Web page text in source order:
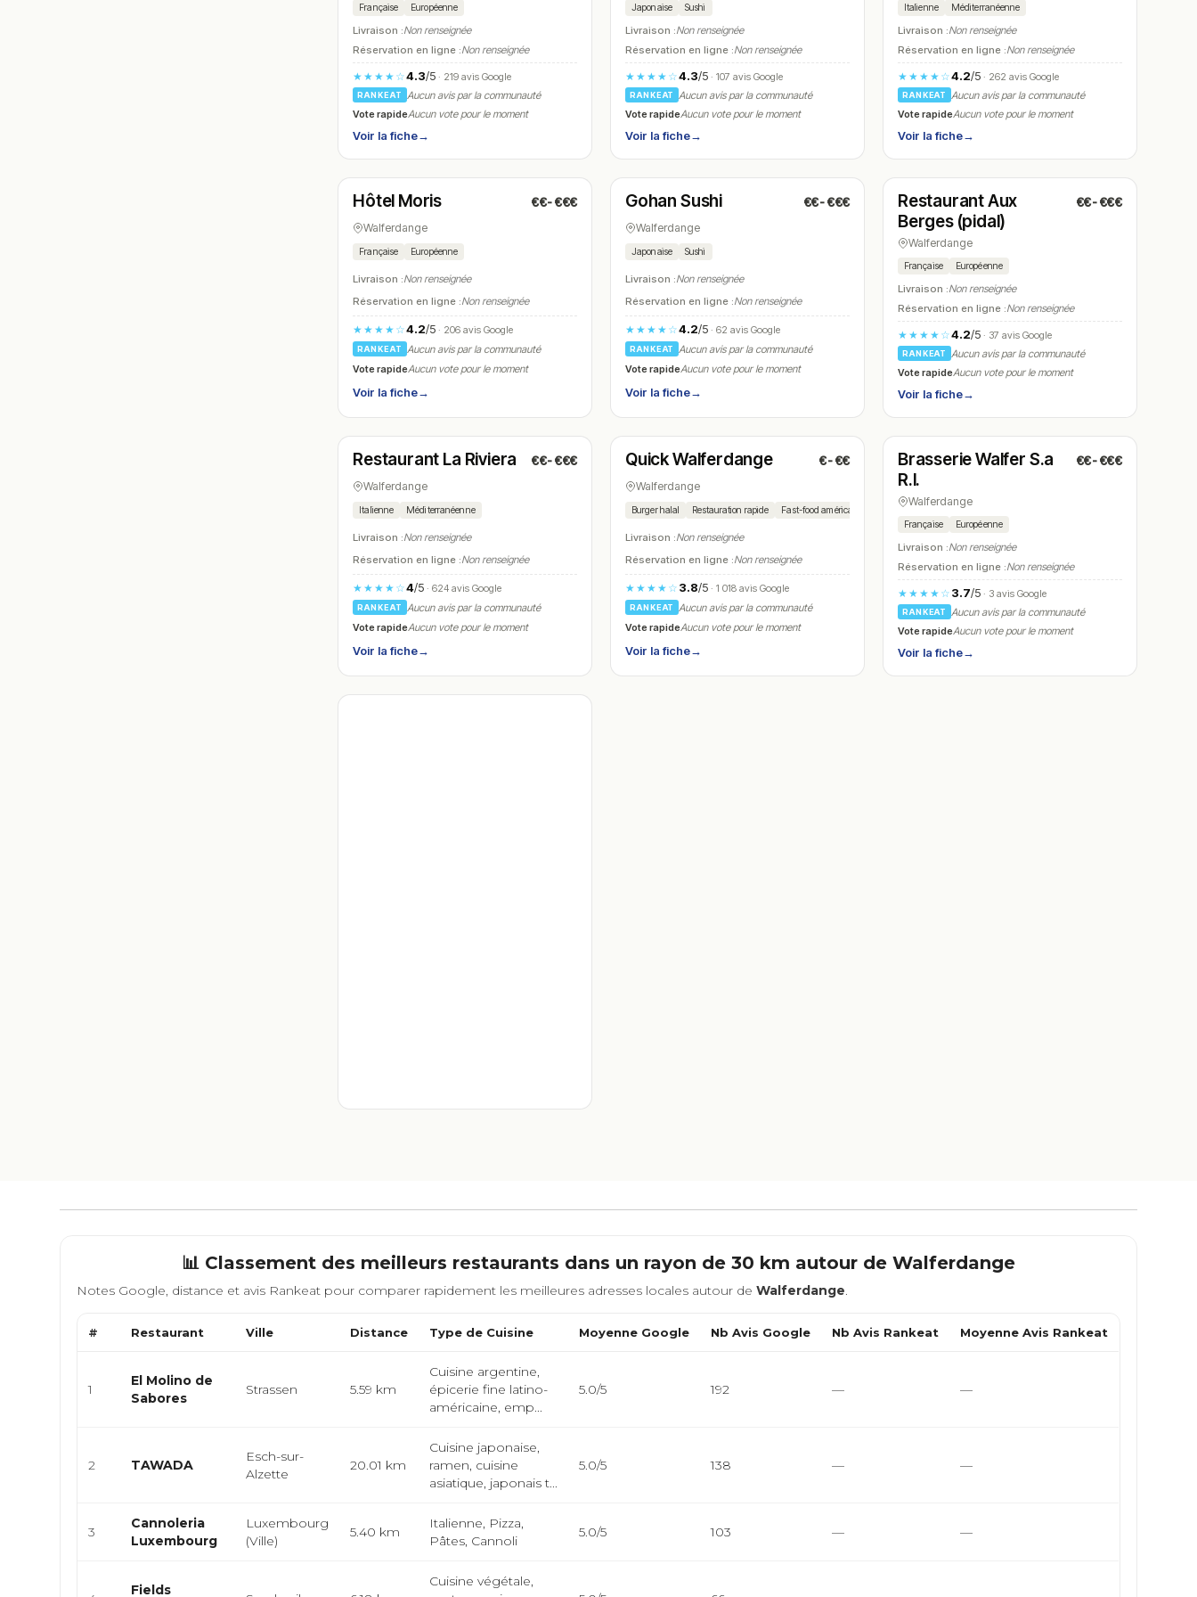
Française Européenne
Livraison :Non renseignée
Réservation en ligne :Non renseignée
★★★★☆4.3/5· 219 avis Google
RANKEAT
Aucun avis par la communauté
Vote rapideAucun vote pour le moment
Voir la fiche→
Japonaise Sushi
Livraison :Non renseignée
Réservation en ligne :Non renseignée
★★★★☆4.3/5· 107 avis Google
RANKEAT
Aucun avis par la communauté
Vote rapideAucun vote pour le moment
Voir la fiche→
Italienne Méditerranéenne
Livraison :Non renseignée
Réservation en ligne :Non renseignée
★★★★☆4.2/5 · 262 avis Google
RANKEAT
Aucun avis par la communauté
Vote rapideAucun vote pour le moment
Voir la fiche→
N° 12
Ouvert(06:30 – 22:00)
Hôtel Moris €€-€€€
Walferdange
Française Européenne
Livraison :Non renseignée
Réservation en ligne :Non renseignée
★★★★☆4.2/5· 206 avis Google
RANKEAT
Aucun avis par la communauté
Vote rapideAucun vote pour le moment
Voir la fiche→
N° 13
Fermé(11:00 – 14:00, 17:30 – 22:00)
Gohan Sushi €€-€€€
Walferdange
Japonaise Sushi
Livraison :Non renseignée
Réservation en ligne :Non renseignée
★★★★☆4.2/5· 62 avis Google
RANKEAT
Aucun avis par la communauté
Vote rapideAucun vote pour le moment
Voir la fiche→
N° 14
Fermé(11:00 – 23:00)
Restaurant Aux
Berges (pidal)
€€-€€€
Walferdange
Française Européenne
Livraison :Non renseignée
Réservation en ligne :Non renseignée
★★★★☆4.2/5 · 37 avis Google
RANKEAT
Aucun avis par la communauté
Vote rapideAucun vote pour le moment
Voir la fiche→
N° 15
Fermé(11:30 – 14:15, 18:00 – 23:00)
Restaurant La Riviera €€-€€€
Walferdange
Italienne Méditerranéenne
Livraison :Non renseignée
Réservation en ligne :Non renseignée
★★★★☆4/5· 624 avis Google
RANKEAT
Aucun avis par la communauté
Vote rapideAucun vote pour le moment
Voir la fiche→
N° 16
Fermé(10:00 – 23:00)
Quick Walferdange €-€€
Walferdange
Burger halal Restauration rapide Fast-food américain Nuggets
Livraison :Non renseignée
Réservation en ligne :Non renseignée
★★★★☆ 3.8/5· 1 018 avis Google
RANKEAT
Aucun avis par la communauté
Vote rapideAucun vote pour le moment
Voir la fiche→
N° 17
Fermé(12:00 – 14:30, 18:00 – 22:00)
Brasserie Walfer S.a
R.l.
€€-€€€
Walferdange
Française Européenne
Livraison :Non renseignée
Réservation en ligne :Non renseignée
★★★★☆ 3.7/5 · 3 avis Google
RANKEAT
Aucun avis par la communauté
Vote rapideAucun vote pour le moment
Voir la fiche→
📊 Classement des meilleurs restaurants dans un rayon de 30 km autour de Walferdange
Notes Google, distance et avis Rankeat pour comparer rapidement les meilleures adresses locales autour deWalferdange.
# Restaurant Ville Distance Type de Cuisine Moyenne Google Nb Avis Google Nb Avis Rankeat Moyenne Avis Rankeat
1
El Molino de
Sabores
Strassen 5.59 km
Cuisine argentine,
épicerie fine latino-
américaine, emp...
5.0/5 192 — —
2 TAWADA
Esch-sur-
Alzette
20.01 km
Cuisine japonaise,
ramen, cuisine
asiatique, japonais t...
5.0/5 138 — —
3
Cannoleria
Luxembourg
Luxembourg
(Ville)
5.40 km
Italienne, Pizza,
Pâtes, Cannoli
5.0/5 103 — —
Fields
Cuisine végétale,